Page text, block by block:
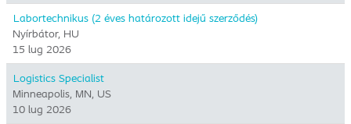
Labortechnikus (2 éves határozott idejű szerződés)
Nyírbátor, HU
15 lug 2026
Logistics Specialist
Minneapolis, MN, US
10 lug 2026